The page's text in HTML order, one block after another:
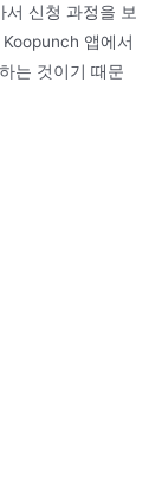
서 신청 과정을 보
앱에서
는 것이기 때문